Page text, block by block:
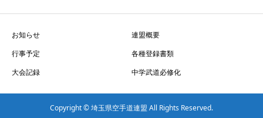
お知らせ
連盟概要
行事予定
各種登録書類
大会記録
中学武道必修化
Copyright © 埼玉県空手道連盟 All Rights Reserved.